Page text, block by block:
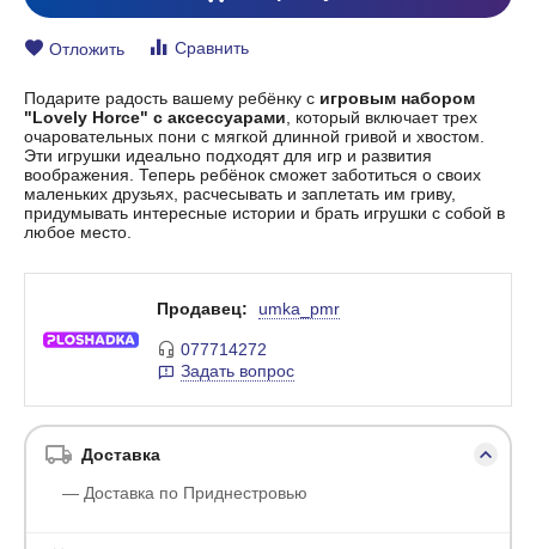
Отложить Сравнить
Подарите радость вашему ребёнку с игровым набором
"Lovely Horce" с аксессуарами , который включает трех
очаровательных пони с мягкой длинной гривой и хвостом.
Эти игрушки идеально подходят для игр и развития
воображения. Теперь ребёнок сможет заботиться о своих
маленьких друзьях, расчесывать и заплетать им гриву,
придумывать интересные истории и брать игрушки с собой в
любое место.
Продавец: umka_pmr
077714272
Задать вопрос
Доставка
— Доставка по Приднестровью